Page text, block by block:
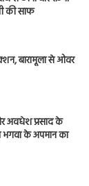
की साफ
बारामूला से ओवर
अवधेश प्रसाद के
भगवा के अपमान का